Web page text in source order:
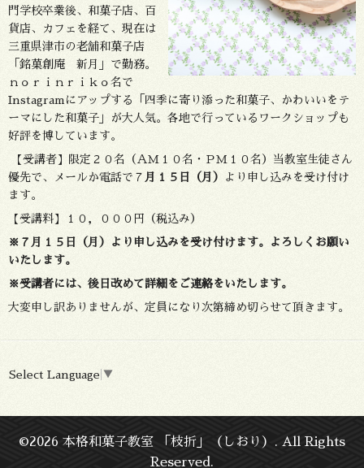
門学校卒業後、和菓子店、百
貨店、カフェを経て、現在は
三重県津市の老舗和菓子店
「銘菓創庵 新月」で勤務。
ｎｏｒｉｎｒｉｋｏ名で
Instagramにアップする「四季に寄り添った和菓子、かわいいをテ
ーマにした和菓子」が大人気。各地で行っているワークショップも
好評を博しています。
【受講者】限定２０名（ＡＭ１０名・ＰＭ１０名）当教室生徒さん
優先で、メールか電話で７ 月１５日（月）
より申し込みを受け付け
ます。
【受講料】１０，０００円（税込み）
※７月１５日（月）より申し込みを受け付けます。よろしくお願い
いたします。
※受講者には、後日改めて詳細をご連絡をいたします。
大変申し訳ありませんが、定員になり次第締め切らせて頂きます。
Select Language ▼
©2026 本格和菓子教室 「枝折」（しおり） . All Rights
Reserved.